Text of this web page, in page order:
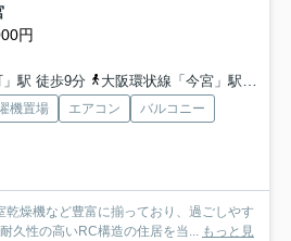
円
駅 徒歩9分
大阪環状線「今宮」駅 徒歩2分
機置場 エアコン
バルコニー
燥機など豊富に揃っており、過ごしやす
久性の高いRC構造の住居を当...
もっと見